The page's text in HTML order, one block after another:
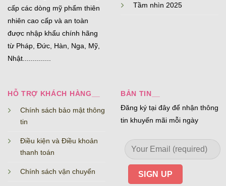
cấp các dòng mỹ phẩm thiên
nhiên cao cấp và an toàn
được nhập khẩu chính hãng
từ Pháp, Đức, Hàn, Nga, Mỹ,
Nhật..............
Tầm nhìn 2025
HỖ TRỢ KHÁCH HÀNG__
Chính sách bảo mật thông
tin
Điều kiện và Điều khoản
thanh toán
Chính sách vận chuyển
BẢN TIN__
Đăng ký tại đây để nhận thông
tin khuyến mãi mỗi ngày